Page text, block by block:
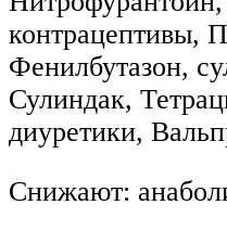
контрацептивы,
Фенилбутазон,
Сулиндак,
диуретики,
Снижают: